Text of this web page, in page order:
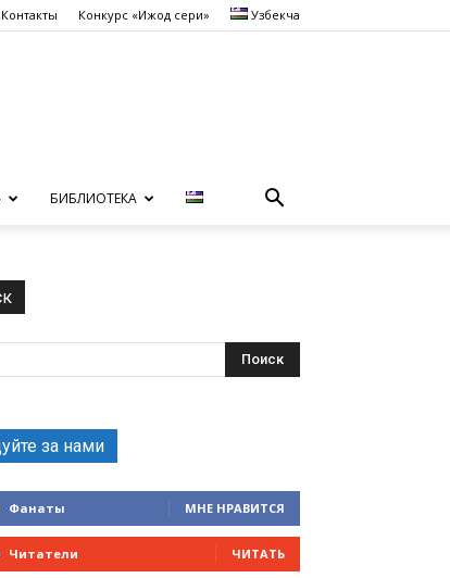
Контакты Конкурс «Ижод сеҳри» Узбекча
БИБЛИОТЕКА
за нами
Фанаты МНЕ НРАВИТСЯ
Читатели ЧИТАТЬ